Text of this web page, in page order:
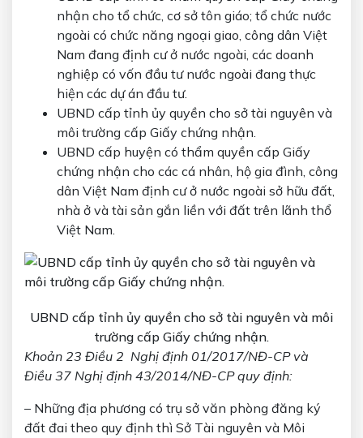
nhận cho tổ chức, cơ sở tôn giáo; tổ chức nước
ngoài có chức năng ngoại giao, công dân Việt
Nam đang định cư ở nước ngoài, các doanh
nghiệp có vốn đầu tư nước ngoài đang thực
hiện các dự án đầu tư.
UBND cấp tỉnh ủy quyền cho sở tài nguyên và
môi trường cấp Giấy chứng nhận.
UBND cấp huyện có thẩm quyền cấp Giấy
chứng nhận cho các cá nhân, hộ gia đình, công
dân Việt Nam định cư ở nước ngoài sở hữu đất,
nhà ở và tài sản gắn liền với đất trên lãnh thổ
Việt Nam.
UBND cấp tỉnh ủy quyền cho sở tài nguyên và môi
trường cấp Giấy chứng nhận.
Khoản 23 Điều 2 Nghị định 01/2017/NĐ-CP và
Điều 37 Nghị định 43/2014/NĐ-CP quy định:
– Những địa phương có trụ sở văn phòng đăng ký
đất đai theo quy định thì Sở Tài nguyên và Môi